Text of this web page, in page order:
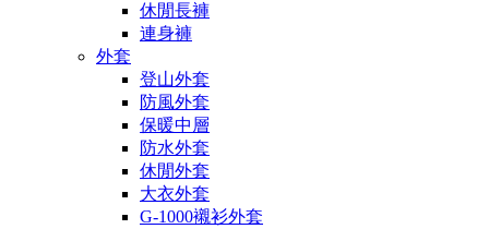
休閒長褲
連身褲
外套
登山外套
防風外套
保暖中層
防水外套
休閒外套
大衣外套
G-1000襯衫外套